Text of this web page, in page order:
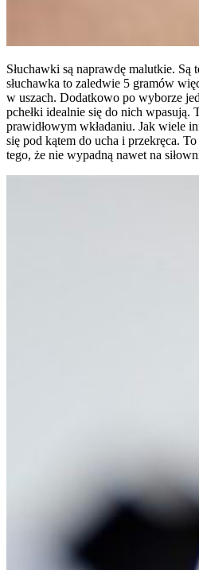
Słuchawki są naprawdę malutkie. Są
słuchawka to zaledwie 5 gramów
w uszach. Dodatkowo po wyborze
pchełki idealnie się do nich wpasują.
prawidłowym wkładaniu. Jak wiele
się pod kątem do ucha i przekręca.
tego, że nie wypadną nawet na